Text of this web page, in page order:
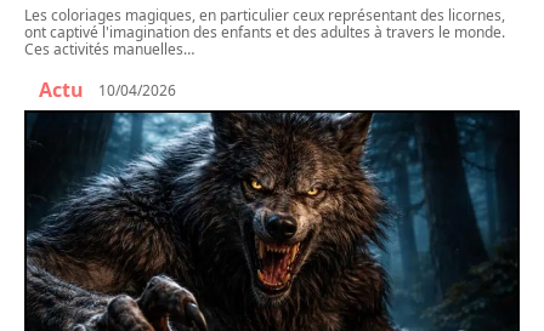
Les coloriages magiques, en particulier ceux représentant des licornes,
ont captivé l'imagination des enfants et des adultes à travers le monde.
Ces activités manuelles…
Actu 10/04/2026